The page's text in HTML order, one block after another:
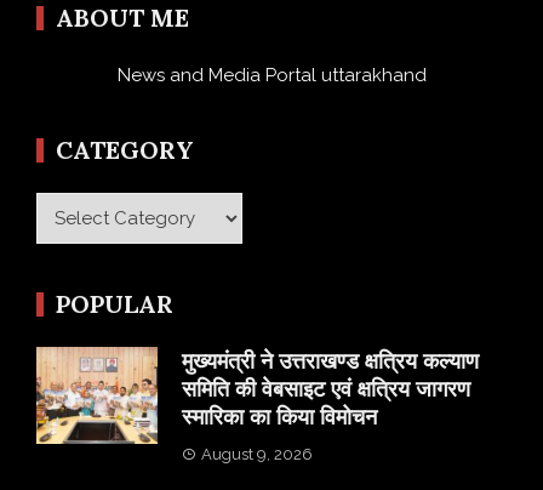
ABOUT ME
News and Media Portal uttarakhand
CATEGORY
Category
POPULAR
मुख्यमंत्री ने उत्तराखण्ड क्षत्रिय कल्याण
समिति की वेबसाइट एवं क्षत्रिय जागरण
स्मारिका का किया विमोचन
August 9, 2026